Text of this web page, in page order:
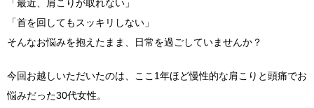
「最近、肩こりが取れない」
「首を回してもスッキリしない」
そんなお悩みを抱えたまま、日常を過ごしていませんか？
今回お越しいただいたのは、ここ1年ほど慢性的な肩こりと頭痛でお
悩みだった30代女性。